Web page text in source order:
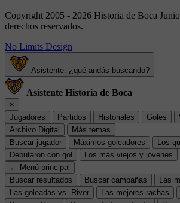
Copyright 2005 - 2026 Historia de Boca
derechos reservados.
No Limits Design
Asistente: ¿qué andás buscando?
Asistente Historia de Boca
×
Jugadores
Partidos Historiales Goles
Archivo Digital
Más temas
Buscar jugador
Máximos goleadores
Los
Debutaron con gol
Los más viejos y jóvenes
← Menú principal
Buscar resultados
Buscar campañas
Las
Las goleadas vs. River
Las mejores rachas